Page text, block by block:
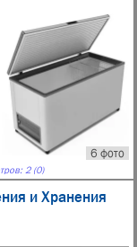
6 фото
2 (0)
и Хранения